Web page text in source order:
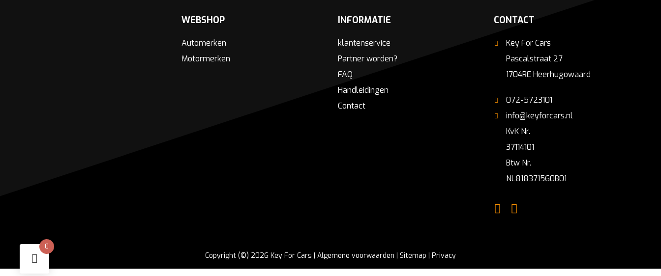
WEBSHOP
Automerken
Motormerken
INFORMATIE
klantenservice
Partner worden?
FAQ
Handleidingen
Contact
CONTACT
Key For Cars
Pascalstraat 27
1704RE Heerhugowaard
072-5723101
info@keyforcars.nl
KvK Nr.
37114101
Btw Nr.
NL818371560B01
Copyright (©) 2026 Key For Cars | Algemene voorwaarden Sitemap Privacy
0